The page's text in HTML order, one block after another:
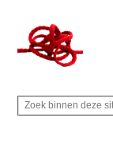
naar
de
inhoud
secondary
naar
de
sidebar
naar
de
Rechts
Z
Z